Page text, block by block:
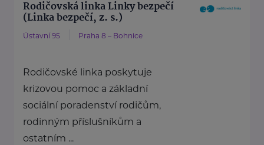
Rodičovská linka Linky bezpečí
(Linka bezpečí, z. s.)
Ústavní 95 Praha 8 – Bohnice
Rodičovské linka poskytuje
krizovou pomoc a základní
sociální poradenství rodičům,
rodinným příslušníkům a
ostatním ...